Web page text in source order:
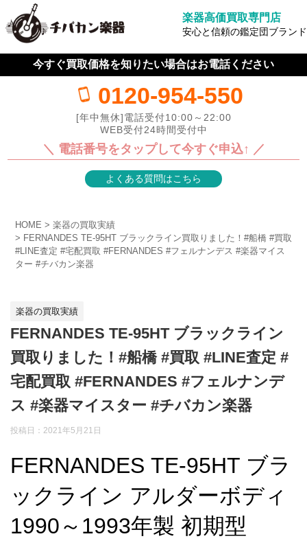
楽器高価買取専門店
安心と信頼の鑑定団ブランド
今すぐ買取価格を知りたい場合はお電話ください
0120-954-550
[年中無休]電話受付10:00～22:00
WEB受付24時間受付中
＼ 電話番号をタップして今すぐ申込↑ ／
よくある質問はこちら
HOME
楽器の買取実績
FERNANDES TE-95HT ブラックライン買取りました！#船橋 #買取
#LINE査定 #宅配買取 #FERNANDES #フェルナンデス #楽器マイス
ター #チバカン楽器
楽器の買取実績
FERNANDES TE-95HT ブラックライン
買取りました！#船橋 #買取 #LINE査定 #
宅配買取 #FERNANDES #フェルナンデ
ス #楽器マイスター #チバカン楽器
投稿日： 2021年5月21日
FERNANDES TE-95HT ブラ
ックライン アルダーボディ
1990～1993年製 初期型